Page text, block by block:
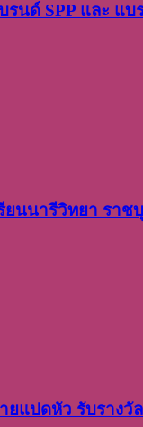
นด์ SPP และ แ
นนารีวิทยา รา
ยแปดหัว รับรา